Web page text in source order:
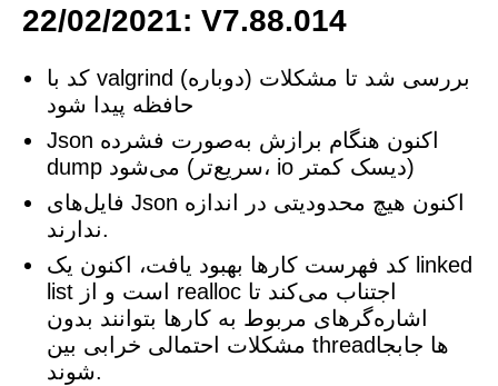
22/02/2021: V7.88.014
کد با valgrind (دوباره) بررسی شد تا مشکلات
حافظه پیدا شود
Json اکنون هنگام برازش به‌صورت فشرده
dump می‌شود (سریع‌تر، io دیسک کمتر)
فایل‌های Json اکنون هیچ محدودیتی در اندازه
ندارند.
کد فهرست کارها بهبود یافت، اکنون یک linked
list است و از realloc اجتناب می‌کند تا
اشاره‌گرهای مربوط به کارها بتوانند بدون
مشکلات احتمالی خرابی بین threadها جابجا
شوند.